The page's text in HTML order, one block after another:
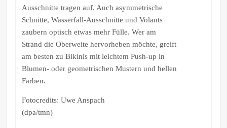
Ausschnitte tragen auf. Auch asymmetrische
Schnitte, Wasserfall-Ausschnitte und Volants
zaubern optisch etwas mehr Fülle. Wer am
Strand die Oberweite hervorheben möchte, greift
am besten zu Bikinis mit leichtem Push-up in
Blumen- oder geometrischen Mustern und hellen
Farben.
Fotocredits: Uwe Anspach
(dpa/tmn)